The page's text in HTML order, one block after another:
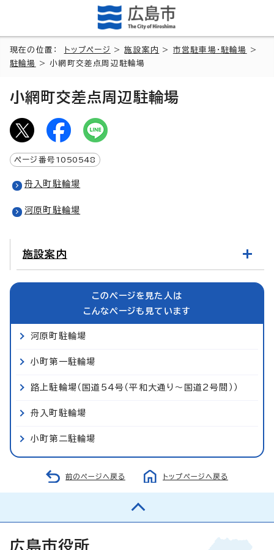
現在の位置： トップページ >施設案内 > 市営駐車場・駐輪場
>
駐輪場
> 小網町交差点周辺駐輪場
小網町交差点周辺駐輪場
ページ番号 1050548
舟入町駐輪場
河原町駐輪場
施設案内
このページを見た人は
こんなページも見ています
河原町駐輪場
小町第一駐輪場
路上駐輪場（国道54号（平和大通り～国道2号間））
舟入町駐輪場
小町第二駐輪場
前のページへ戻る トップページへ戻る
広島市役所